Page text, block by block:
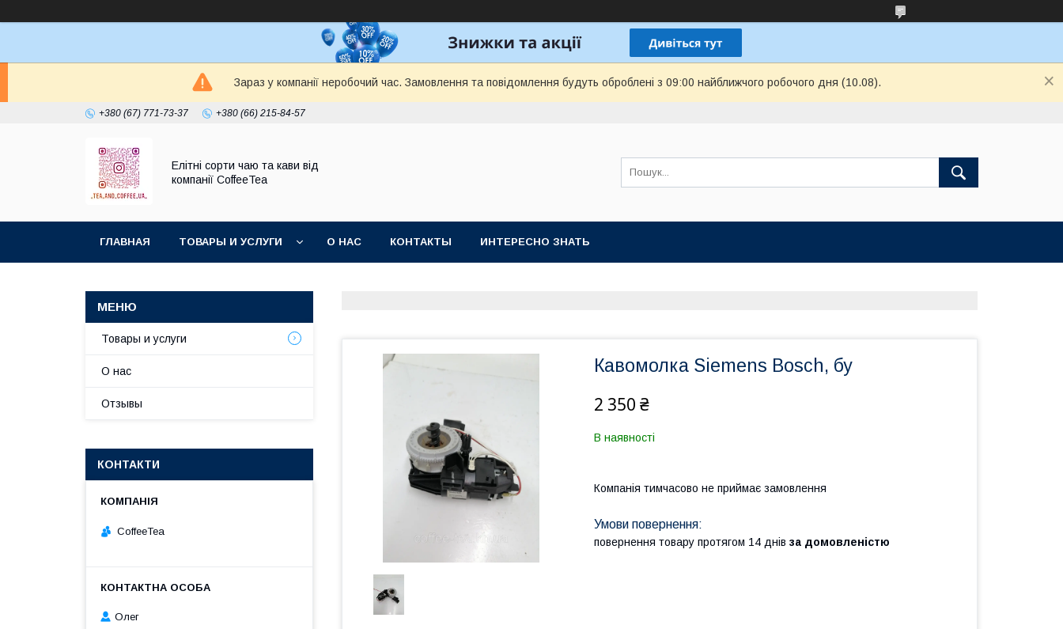
Зараз у компанії неробочий час. Замовлення та повідомлення будуть оброблені з 09:00 найближчого робочого дня (10.08).
+380 (67) 771-73-37 +380 (66) 215-84-57
Елітні сорти чаю та кави від
компанії CoffeeTea
ГЛАВНАЯ ТОВАРЫ И УСЛУГИ О НАС КОНТАКТЫ ИНТЕРЕСНО ЗНАТЬ
Кавомолка Siemens Bosch, бу
2 350 ₴
В наявності
Компанія тимчасово не приймає замовлення
повернення товару протягом 14 днів за домовленістю
Товары и услуги
О нас
Отзывы
КОНТАКТИ
CoffeeTea
Олег